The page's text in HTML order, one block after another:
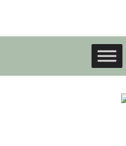
Ga
door
naar
Ga
naar
de